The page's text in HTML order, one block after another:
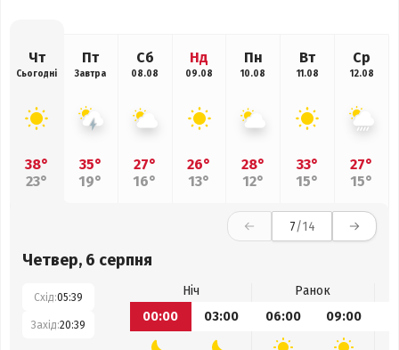
Чт
Сьогодні
38°
23°
Пт
Завтра
35°
19°
Сб
08.08
27°
16°
Нд
09.08
26°
13°
Пн
10.08
28°
12°
Вт
11.08
33°
15°
Ср
12.08
27°
15°
7/14
Четвер, 6 серпня
Схід:05:39
Захід:20:39
Ніч
Ранок
00:00
03:00 06:00 09:00